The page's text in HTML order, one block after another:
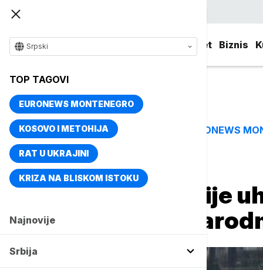
Svet Biznis
Srpski
TOP TAGOVI
EURONEWS MONTENEGRO
KOSOVO I METOHIJA
RAT U UKRAJINI
KRIZA NA BLISKOM ISTOKU
Najnovije
Srbija
TOP TAGOVI EURONEWS
Naslovna Srbija
Državljanin Srbije
osnovu